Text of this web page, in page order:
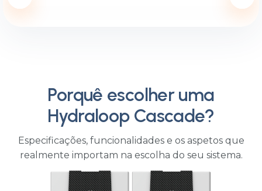
Mauna Kea Beach
Hotel
HOTELARIA